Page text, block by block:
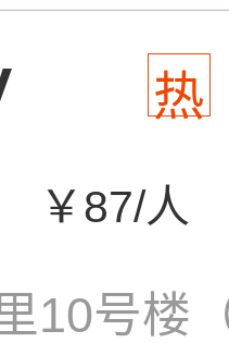
热
￥87/人
10号楼